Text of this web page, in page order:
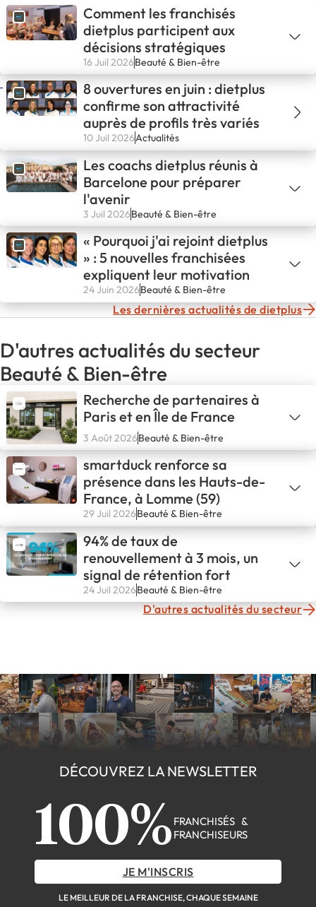
Comment les franchisés
dietplus participent aux
décisions stratégiques
16 Juil 2026Beauté & Bien-être
8 ouvertures en juin : dietplus
confirme son attractivité
auprès de profils très variés
10 Juil 2026Actualités
Les coachs dietplus réunis à
Barcelone pour préparer
l'avenir
3 Juil 2026Beauté & Bien-être
« Pourquoi j'ai rejoint dietplus
» : 5 nouvelles franchisées
expliquent leur motivation
24 Juin 2026Beauté & Bien-être
Les dernières actualités de dietplus
D'autres actualités du secteur
Beauté & Bien-être
Recherche de partenaires à
Paris et en Île de France
3 Août 2026Beauté & Bien-être
smartduck renforce sa
présence dans les Hauts-de-
France, à Lomme (59)
29 Juil 2026Beauté & Bien-être
94% de taux de
renouvellement à 3 mois, un
signal de rétention fort
24 Juil 2026Beauté & Bien-être
D'autres actualités du secteur
DÉCOUVREZ LA NEWSLETTER
100% FRANCHISÉS &
FRANCHISEURS
JE M'INSCRIS
LE MEILLEUR DE LA FRANCHISE, CHAQUE SEMAINE